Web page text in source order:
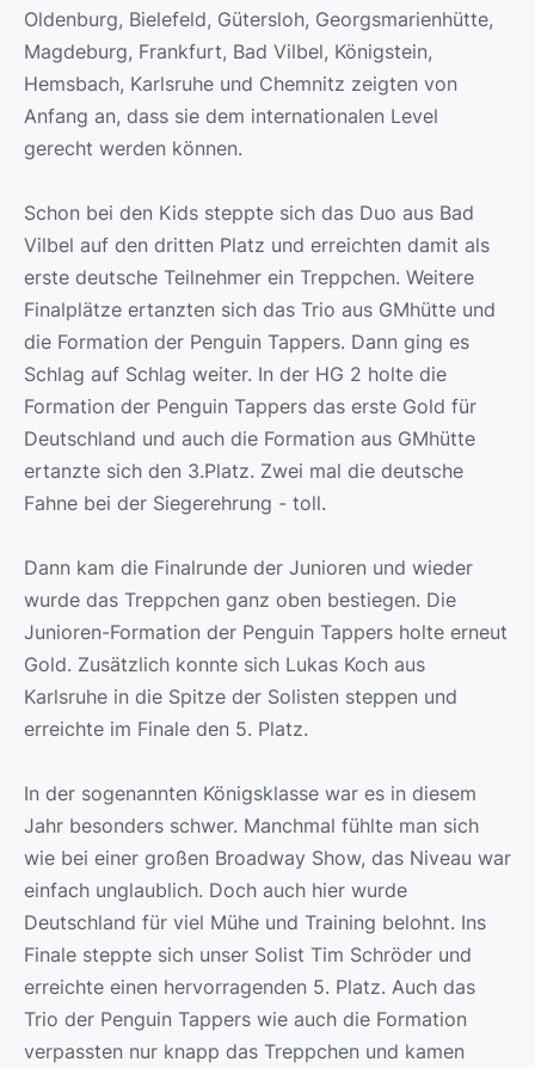
Oldenburg, Bielefeld, Gütersloh, Georgsmarienhütte,
Magdeburg, Frankfurt, Bad Vilbel, Königstein,
Hemsbach, Karlsruhe und Chemnitz zeigten von
Anfang an, dass sie dem internationalen Level
gerecht werden können.
Schon bei den Kids steppte sich das Duo aus Bad
Vilbel auf den dritten Platz und erreichten damit als
erste deutsche Teilnehmer ein Treppchen. Weitere
Finalplätze ertanzten sich das Trio aus GMhütte und
die Formation der Penguin Tappers. Dann ging es
Schlag auf Schlag weiter. In der HG 2 holte die
Formation der Penguin Tappers das erste Gold für
Deutschland und auch die Formation aus GMhütte
ertanzte sich den 3.Platz. Zwei mal die deutsche
Fahne bei der Siegerehrung - toll.
Dann kam die Finalrunde der Junioren und wieder
wurde das Treppchen ganz oben bestiegen. Die
Junioren-Formation der Penguin Tappers holte erneut
Gold. Zusätzlich konnte sich Lukas Koch aus
Karlsruhe in die Spitze der Solisten steppen und
erreichte im Finale den 5. Platz.
In der sogenannten Königsklasse war es in diesem
Jahr besonders schwer. Manchmal fühlte man sich
wie bei einer großen Broadway Show, das Niveau war
einfach unglaublich. Doch auch hier wurde
Deutschland für viel Mühe und Training belohnt. Ins
Finale steppte sich unser Solist Tim Schröder und
erreichte einen hervorragenden 5. Platz. Auch das
Trio der Penguin Tappers wie auch die Formation
verpassten nur knapp das Treppchen und kamen